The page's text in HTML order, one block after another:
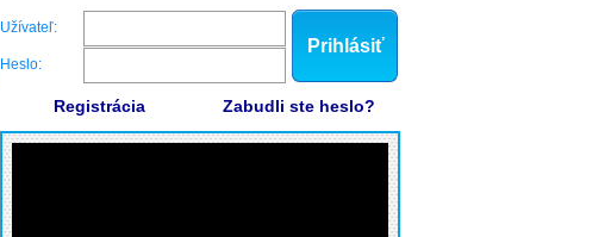
Užívateľ:
Heslo:
Prihlásiť
Registrácia Zabudli ste heslo?